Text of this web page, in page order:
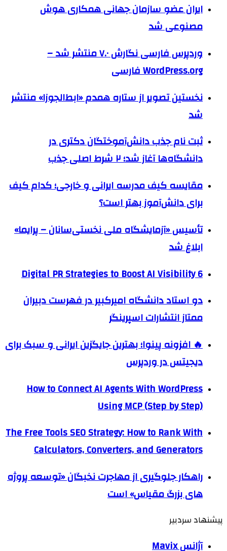
ایران عضو سازمان جهانی همکاری هوش
مصنوعی شد
وردپرس فارسی نگارش ۷.۰ منتشر شد –
WordPress.org فارسی
نخستین تصویر از ستاره همدم «ابط‌الجوزا» منتشر
شد
ثبت نام جذب دانش‌آموختگان دکتری در
دانشگاه‌ها آغاز شد؛ ۲ شرط اصلی جذب
مقایسه کیف مدرسه ایرانی و خارجی؛ کدام کیف
برای دانش‌آموز بهتر است؟
تأسیس «آزمایشگاه ملی نخستی‌سانان – پرایما»
ابلاغ شد
6 Digital PR Strategies to Boost AI Visibility
دو استاد دانشگاه امیرکبیر در فهرست دبیران
ممتاز انتشارات اسپرینگر
🔥 افزونه پینوا؛ بهترین جایگزین ایرانی و سبک برای
دیجیتس در وردپرس
How to Connect AI Agents With WordPress
Using MCP (Step by Step)
The Free Tools SEO Strategy: How to Rank With
Calculators, Converters, and Generators
راهکار جلوگیری از مهاجرت نخبگان «توسعه پروژه
های بزرگ مقیاس» است
پیشنهاد سردبیر
آژانس Mavix